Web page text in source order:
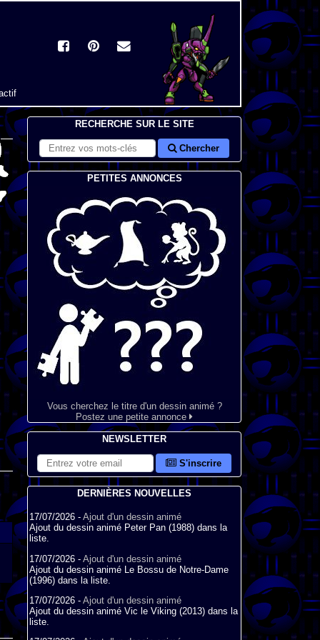
RECHERCHE SUR LE SITE
Chercher
PETITES ANNONCES
Vous cherchez le titre d'un dessin animé ?
Postez une petite annonce
NEWSLETTER
S'inscrire
DERNIÈRES NOUVELLES
17/07/2026 - Ajout d'un dessin animé
Ajout du dessin animé Peter Pan (1988) dans la
liste.
17/07/2026 - Ajout d'un dessin animé
Ajout du dessin animé Le Bossu de Notre-Dame
(1996) dans la liste.
17/07/2026 - Ajout d'un dessin animé
Ajout du dessin animé Vic le Viking (2013) dans la
liste.